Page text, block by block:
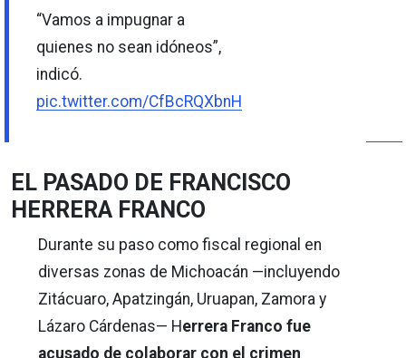
“Vamos a impugnar a
quienes no sean idóneos”,
indicó.
pic.twitter.com/CfBcRQXbnH
EL PASADO DE FRANCISCO
HERRERA FRANCO
Durante su paso como fiscal regional en
diversas zonas de Michoacán —incluyendo
Zitácuaro, Apatzingán, Uruapan, Zamora y
Lázaro Cárdenas— Herrera Franco fue
acusado de colaborar con el crimen